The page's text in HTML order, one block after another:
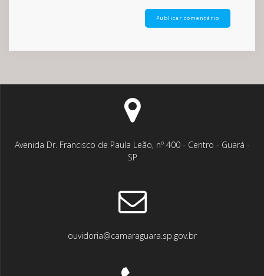
Avenida Dr. Francisco de Paula Leão, nº 400 - Centro - Guará -
SP
ouvidoria@camaraguara.sp.gov.br